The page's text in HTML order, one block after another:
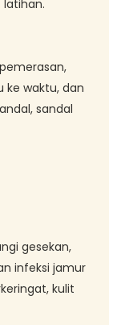
waktu, dan
sandal
gesekan,
infeksi jamur
kulit